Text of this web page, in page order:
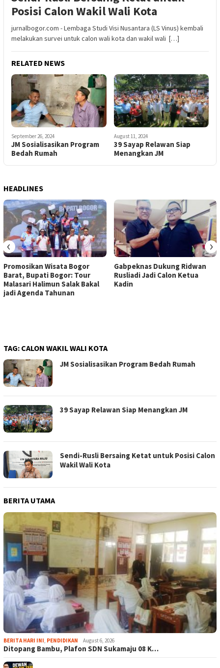
Posisi Calon Wakil Wali Kota
jurnalbogor.com - Lembaga Studi Visi Nusantara (LS Vinus) kembali
melakukan survei untuk calon wali kota dan wakil wali […]
RELATED NEWS
September 26, 2024
JM Sosialisasikan Program
Bedah Rumah
August 11, 2024
39 Sayap Relawan Siap
Menangkan JM
HEADLINES
Promosikan Wisata Bogor
Barat, Bupati Bogor: Tour
Malasari Halimun Salak Bakal
jadi Agenda Tahunan
Gabpeknas Dukung Ridwan
Rusliadi Jadi Calon Ketua
Kadin
‹ ›
TAG: CALON WAKIL WALI KOTA
JM Sosialisasikan Program Bedah Rumah
39 Sayap Relawan Siap Menangkan JM
Sendi-Rusli Bersaing Ketat untuk Posisi Calon
Wakil Wali Kota
BERITA UTAMA
BERITA HARI INI, PENDIDIKAN August 6, 2026
Ditopang Bambu, Plafon SDN Sukamaju 08 K…